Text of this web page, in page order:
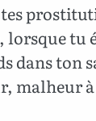
lorsque tu
dans ton
malheur